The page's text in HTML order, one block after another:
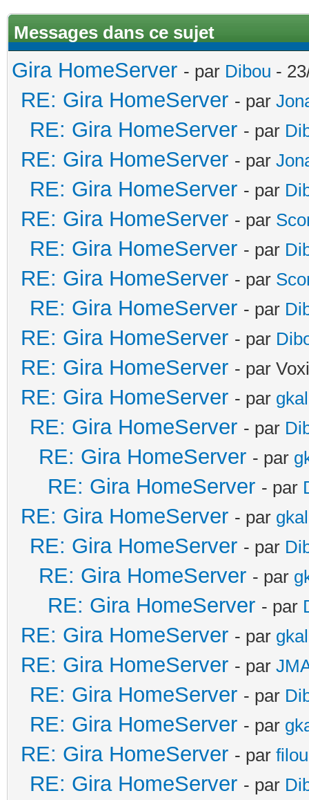
Messages dans ce sujet
Gira HomeServer - par Dibou -
RE: Gira HomeServer - par
RE: Gira HomeServer - par
RE: Gira HomeServer - par
RE: Gira HomeServer - par
RE: Gira HomeServer - par
RE: Gira HomeServer - par
RE: Gira HomeServer - par
RE: Gira HomeServer - par
RE: Gira HomeServer - par
RE: Gira HomeServer - par
RE: Gira HomeServer - par
RE: Gira HomeServer - par
RE: Gira HomeServer - par
RE: Gira HomeServer - par
RE: Gira HomeServer - par
RE: Gira HomeServer - par
RE: Gira HomeServer - par
RE: Gira HomeServer - par
RE: Gira HomeServer - par
RE: Gira HomeServer - par
RE: Gira HomeServer - par
RE: Gira HomeServer - par
RE: Gira HomeServer - par
RE: Gira HomeServer - par